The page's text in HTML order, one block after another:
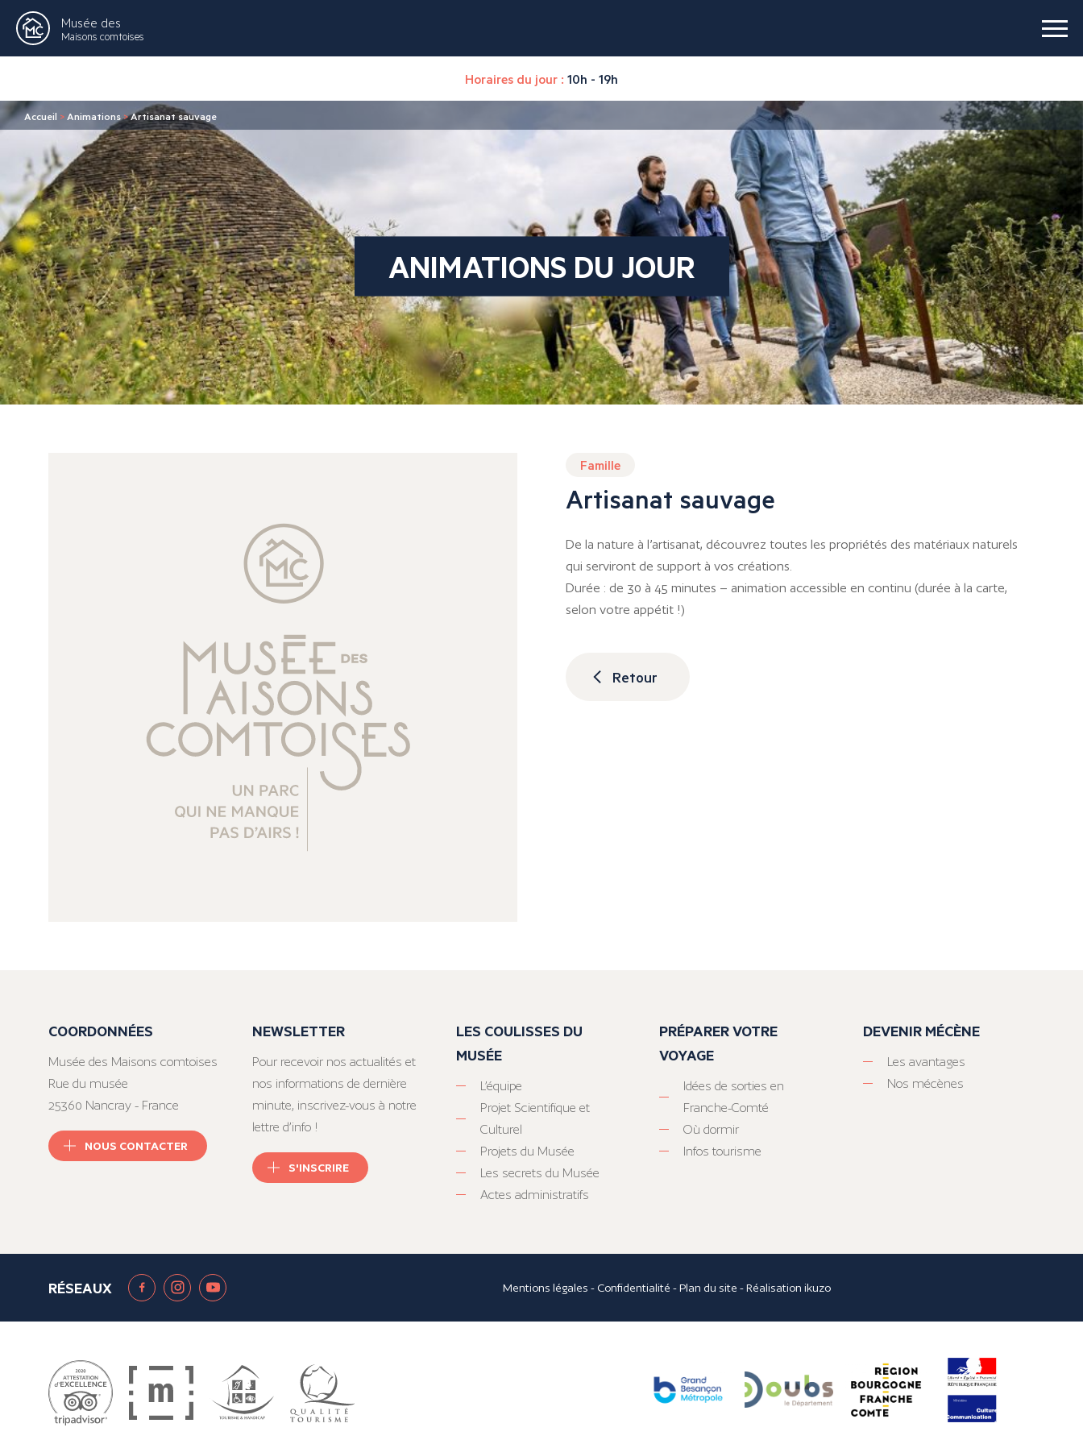
Musée des
Maisons comtoises
Horaires du jour : 10h - 19h
Accueil > Animations>Artisanat sauvage
ANIMATIONS DU JOUR
Famille
Artisanat sauvage
De la nature à l’artisanat, découvrez toutes les propriétés des matériaux naturels
qui serviront de support à vos créations.
Durée : de 30 à 45 minutes – animation accessible en continu (durée à la carte,
selon votre appétit !)
Retour
COORDONNÉES
Musée des Maisons comtoises
Rue du musée
25360 Nancray - France
NOUS CONTACTER
NEWSLETTER
Pour recevoir nos actualités et
nos informations de dernière
minute, inscrivez-vous à notre
lettre d’info !
S'INSCRIRE
LES COULISSES DU
MUSÉE
L’équipe
Projet Scientifique et
Culturel
Projets du Musée
Les secrets du Musée
Actes administratifs
PRÉPARER VOTRE
VOYAGE
Idées de sorties en
Franche-Comté
Où dormir
Infos tourisme
DEVENIR MÉCÈNE
Les avantages
Nos mécènes
RÉSEAUX Mentions légales - Confidentialité -Plan du site - Réalisationikuzo